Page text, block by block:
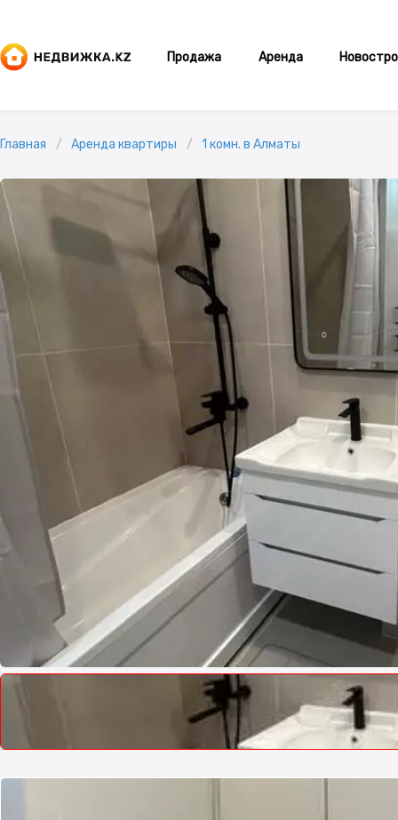
Продажа Аренда
Главная Аренда квартиры 1 комн. в Алматы